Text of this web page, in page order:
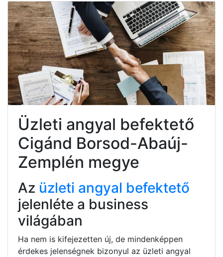
Üzleti angyal befektető
Cigánd Borsod-Abaúj-
Zemplén megye
Az üzleti angyal befektető
jelenléte a business
világában
Ha nem is kifejezetten új, de mindenképpen
érdekes jelenségnek bizonyul az üzleti angyal